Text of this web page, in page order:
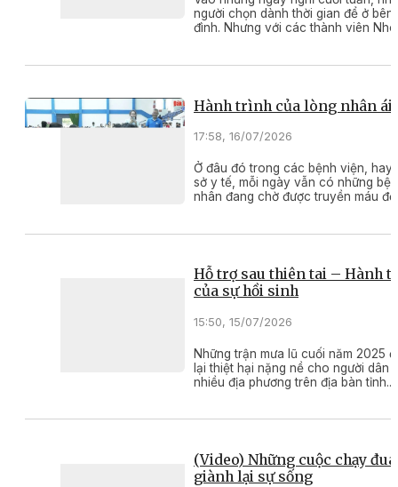
người chọn dành thời gian để ở bên
đình. Nhưng với các thành viên
lên đường đến với những hoàn
thuộc của họ suốt hơn 9 năm qua.
Hành trình của lòng nhân ái
17:58, 16/07/2026
Ở đâu đó trong các bệnh viện, hay
sở y tế, mỗi ngày vẫn có những
nhân đang chờ được truyền máu để
phần viết nên những câu chuyện
Hỗ trợ sau thiên tai – Hành
của sự hồi sinh
15:50, 15/07/2026
Những trận mưa lũ cuối năm 2025
lại thiệt hại nặng nề cho người dân
nhiều địa phương trên địa bàn tỉnh.
(Video) Những cuộc chạy đua
giành lại sự sống